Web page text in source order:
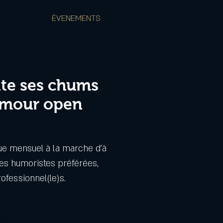
ÉVENEMENTS
ses chums
open
mensuel à la marche d'à
humoristes préférées,